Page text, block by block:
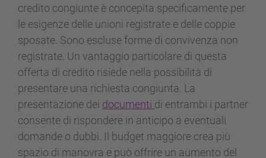
credito congiunte è concepita specificamente per
le esigenze delle unioni registrate e delle coppie
sposate. Sono escluse forme di convivenza non
registrate. Un vantaggio particolare di questa
offerta di credito risiede nella possibilità di
presentare una richiesta congiunta. La
presentazione dei documenti di entrambi i partner
consente di rispondere in anticipo a eventuali
domande o dubbi. Il budget maggiore crea più
spazio di manovra e può offrire un aumento del